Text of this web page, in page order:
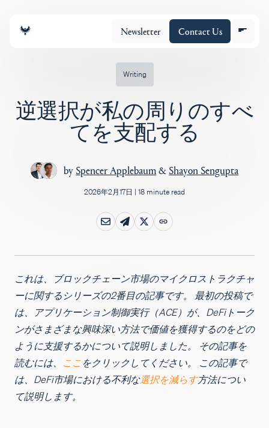
Newsletter Contact Us
チーム
ポートフォリオ
Policy
求人
Writing
逆選択が私の周りのすべ
てを支配する
bySpencer Applebaum&Shayon Sengupta
2026年2月17日 | 18 minute read
これは、ブロックチェーン市場のマイクロストラクチャ
ーに関するシリーズの2番目の記事です。 最初の投稿で
は、アプリケーション制御実行（ACE）が、DeFiトーク
ンがさまざまな興味深い方法で価値を獲得するのをどの
ように支援するかについて説明しました。 その記事を
読むには、 ここをクリックしてください。 この記事で
は、DeFi市場における不利な選択を減らす方法につい
て説明します。